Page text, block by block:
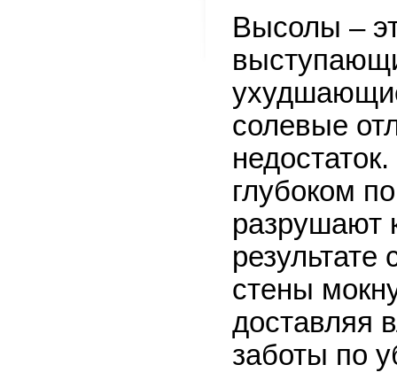
Высолы –
солевые
глубоком
разрушают
стены
доставляя
заботы по